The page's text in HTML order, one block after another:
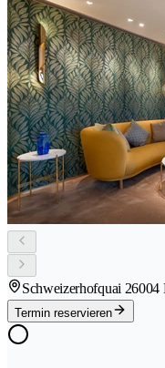
Schweizerhofquai 26004
Termin reservieren